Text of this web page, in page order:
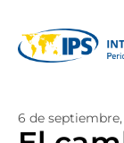
6 de septiembre,